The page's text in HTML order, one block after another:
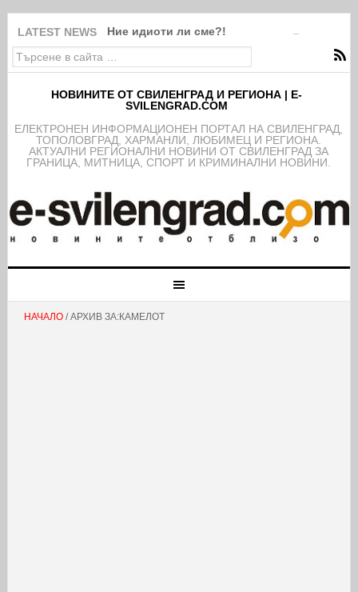
LATEST NEWS Ние идиоти ли сме?!
НОВИНИТЕ ОТ СВИЛЕНГРАД И РЕГИОНА | E-
SVILENGRAD.COM
EЛЕКТРОНЕН ИНФОРМАЦИОНЕН ПОРТАЛ НА СВИЛЕНГРАД,
ТОПОЛОВГРАД, ХАРМАНЛИ, ЛЮБИМЕЦ И РЕГИОНА.
АКТУАЛНИ РЕГИОНАЛНИ НОВИНИ ОТ СВИЛЕНГРАД ЗА
ГРАНИЦА, МИТНИЦА, СПОРТ И КРИМИНАЛНИ НОВИНИ.
НАЧАЛО/ АРХИВ ЗА:КАМЕЛОТ